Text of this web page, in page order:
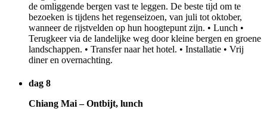
de omliggende bergen vast te leggen. De beste tijd om te
bezoeken is tijdens het regenseizoen, van juli tot oktober,
wanneer de rijstvelden op hun hoogtepunt zijn. • Lunch •
Terugkeer via de landelijke weg door kleine bergen en groene
landschappen. • Transfer naar het hotel. • Installatie • Vrij
diner en overnachting.
dag 8
Chiang Mai – Ontbijt, lunch